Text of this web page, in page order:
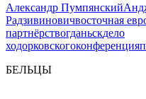
Александр Пумпянский
Радзивиновичвосточная
партнёрствогданьскдело
ходорковскогоконференция
БЕЛЬЦЫ